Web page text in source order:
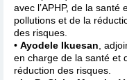
avec l’APHP, de la
pollutions et de la
des risques.
• Ayodele Ikuesan ,
en charge de la santé et
réduction des risques.